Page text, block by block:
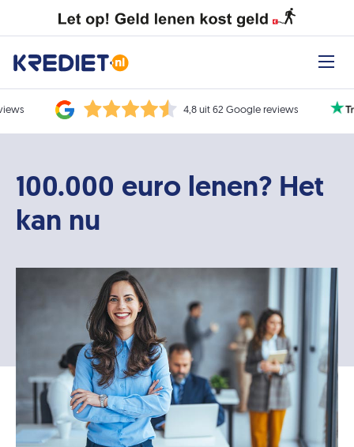
4,8 uit 62 Google reviews
100.000 euro lenen? Het
kan nu